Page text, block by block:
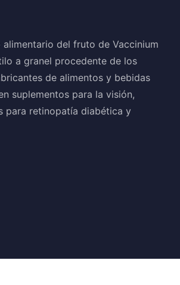
del fruto de Vaccinium
a granel procedente de los
de alimentos y bebidas
suplementos para la visión,
para retinopatía diabética y